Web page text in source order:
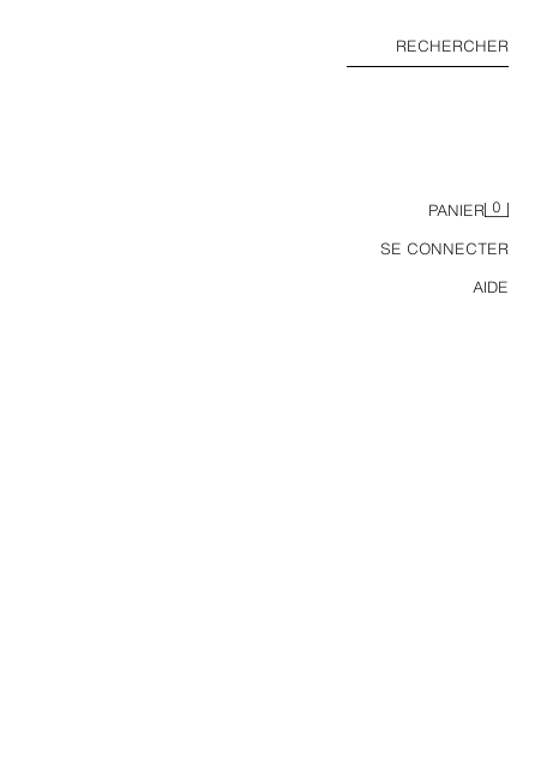
RECHERCHER
PANIER 0
SE CONNECTER
AIDE